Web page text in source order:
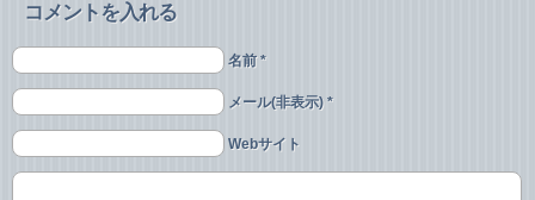
コメントを入れる
名前 *
メール(非表示) *
Webサイト